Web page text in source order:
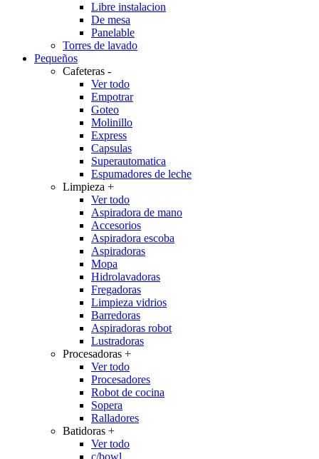
Libre instalacion
De mesa
Panelable
Torres de lavado
Pequeños
Cafeteras -
Ver todo
Empotrar
Goteo
Molinillo
Express
Capsulas
Superautomatica
Espumadores de leche
Limpieza +
Ver todo
Aspiradora de mano
Accesorios
Aspiradora escoba
Aspiradoras
Mopa
Hidrolavadoras
Fregadoras
Limpieza vidrios
Barredoras
Aspiradoras robot
Lustradoras
Procesadoras +
Ver todo
Procesadores
Robot de cocina
Sopera
Ralladores
Batidoras +
Ver todo
c/bowl